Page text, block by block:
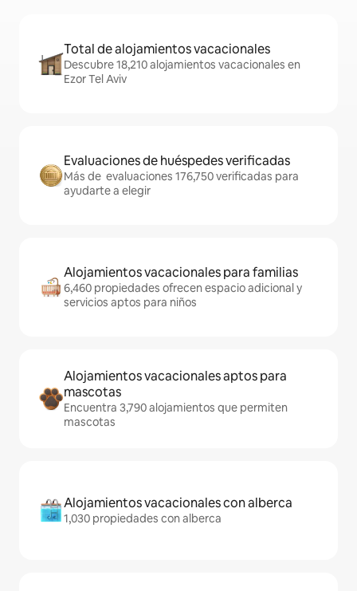
Total de alojamientos vacacionales
Descubre 18,210 alojamientos vacacionales en
Ezor Tel Aviv
Evaluaciones de huéspedes verificadas
Más de evaluaciones 176,750 verificadas para
ayudarte a elegir
Alojamientos vacacionales para familias
6,460 propiedades ofrecen espacio adicional y
servicios aptos para niños
Alojamientos vacacionales aptos para
mascotas
Encuentra 3,790 alojamientos que permiten
mascotas
Alojamientos vacacionales con alberca
1,030 propiedades con alberca